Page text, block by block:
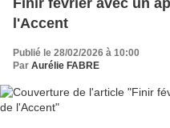
Finir février avec un
l'Accent
Publié le 28/02/2026 à 10:00
Par Aurélie FABRE